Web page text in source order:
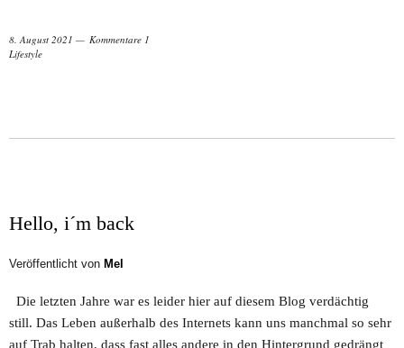
8. August 2021
Kommentare 1
Lifestyle
Hello, i´m back
Veröffentlicht von Mel
Die letzten Jahre war es leider hier auf diesem Blog verdächtig
still. Das Leben außerhalb des Internets kann uns manchmal so sehr
auf Trab halten, dass fast alles andere in den Hintergrund gedrängt